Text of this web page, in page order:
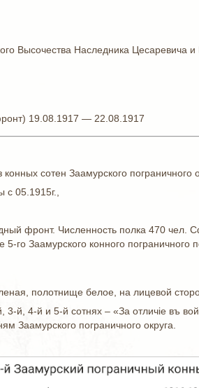
Высочества Наследника Цесаревича и
19.08.1917 — 22.08.1917
сотен Заамурского пограничного
05.1915г.,
фронт. Численность полка 470 чел.
го Заамурского конного пограничного
полотнище белое, на лицевой
3-й, 4-й и 5-й сотнях – «За отличiе въ
Заамурского пограничного округа.